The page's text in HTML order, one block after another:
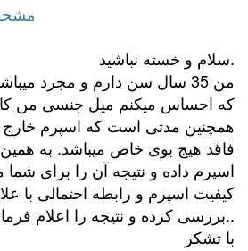
سلام و خسته نباشید.
من 35 سال سن دارم و مجرد
که احساس میکنم میل جنسی من
همچنین مدتی است که اسپرم
فاقد هیج بوی خاص میباشد. به همین
اسپرم داده و نتیجه آن را برای
کیفیت اسپرم و رابطه احتمالی با
بررسی کرده و نتیجه را اعلام فرمائید..
با تشکر